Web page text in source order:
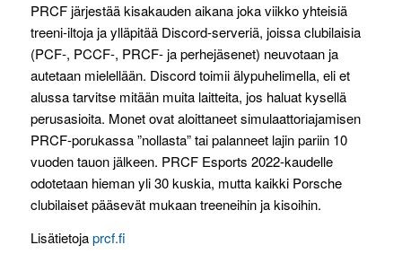
PRCF järjestää kisakauden aikana joka viikko yhteisiä
treeni-iltoja ja ylläpitää Discord-serveriä, joissa clubilaisia
(PCF-, PCCF-, PRCF- ja perhejäsenet) neuvotaan ja
autetaan mielellään. Discord toimii älypuhelimella, eli et
alussa tarvitse mitään muita laitteita, jos haluat kysellä
perusasioita. Monet ovat aloittaneet simulaattoriajamisen
PRCF-porukassa ”nollasta” tai palanneet lajin pariin 10
vuoden tauon jälkeen. PRCF Esports 2022-kaudelle
odotetaan hieman yli 30 kuskia, mutta kaikki Porsche
clubilaiset pääsevät mukaan treeneihin ja kisoihin.
Lisätietojaprcf.fi